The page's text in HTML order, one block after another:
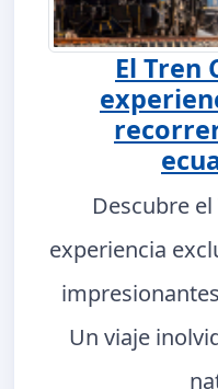
El Tren
Descubre
experiencia
Un viaje